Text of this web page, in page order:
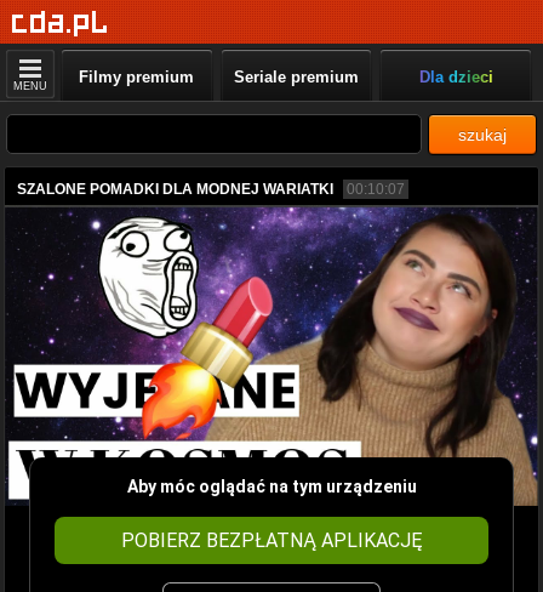
MENU Filmy premium Seriale premium Dla dzieci
szukaj
SZALONE POMADKI DLA MODNEJ WARIATKI 00:10:07
Aby móc oglądać na tym urządzeniu
POBIERZ BEZPŁATNĄ APLIKACJĘ